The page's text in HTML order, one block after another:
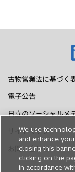
古物営業法に基づく
電子公告
日立のソーシャルメ
サイトマップ
お問い合わせ
We use
and enhance
closing this
clicking on the
in accordance